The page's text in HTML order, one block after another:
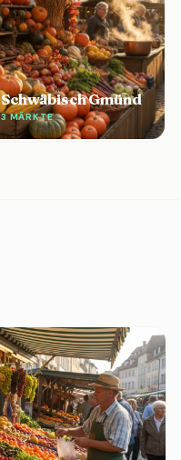
Schwäbisch Gmünd
3 MÄRKTE